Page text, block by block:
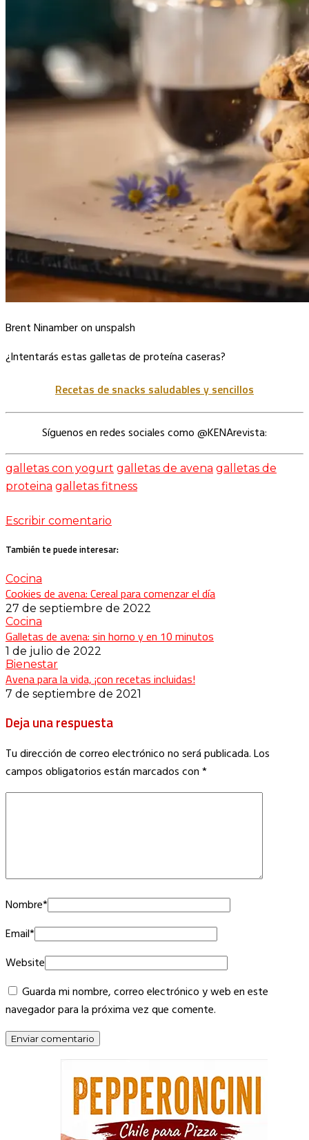
Brent Ninamber on unspalsh
¿Intentarás estas galletas de proteína caseras?
Recetas de snacks saludables y sencillos
Síguenos en redes sociales como @KENArevista:
galletas con yogurt galletas de avena galletas de
proteina galletas fitness
Escribir comentario
También te puede interesar:
Cocina
Cookies de avena: Cereal para comenzar el día
27 de septiembre de 2022
Cocina
Galletas de avena: sin horno y en 10 minutos
1 de julio de 2022
Bienestar
Avena para la vida, ¡con recetas incluidas!
7 de septiembre de 2021
Deja una respuesta
Tu dirección de correo electrónico no será publicada.Los
campos obligatorios están marcados con*
Nombre*
Email*
Website
Guarda mi nombre, correo electrónico y web en este
navegador para la próxima vez que comente.